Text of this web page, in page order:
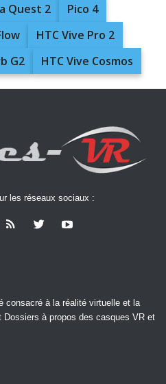
Quest 2
Pico 4
HTC Vive Pro 2
G2 HTC Vive Cosmos
les réseaux sociaux :
consacré à la réalité virtuelle et la
à propos des casques VR et